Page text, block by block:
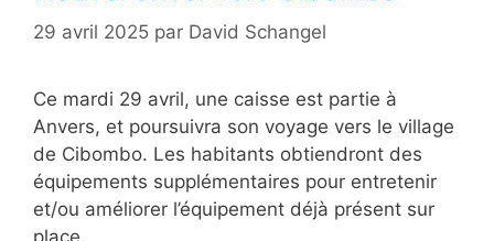
29 avril 2025 par David Schangel
Ce mardi 29 avril, une caisse est partie à
Anvers, et poursuivra son voyage vers le village
de Cibombo. Les habitants obtiendront des
équipements supplémentaires pour entretenir
et/ou améliorer l’équipement déjà présent sur